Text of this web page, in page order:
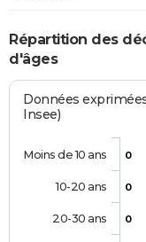
Répartition des
d'âges
Données
Insee)
0
0
0
Moins de 10 ans
10-20 ans
20-30 ans